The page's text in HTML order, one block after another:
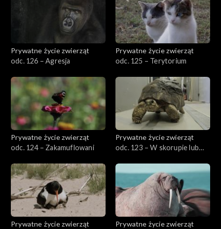
Prywatne życie zwierząt
odc. 126 – Agresja
Prywatne życie zwierząt
odc. 125 – Terytorium
Prywatne życie zwierząt
odc. 124 – Zakamuflowani
Prywatne życie zwierząt
odc. 123 – W skorupie lub
Prywatne życie zwierząt
Prywatne życie zwierząt